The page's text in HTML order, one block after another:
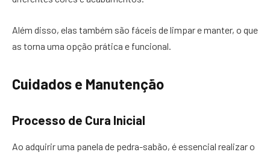
Além disso, elas também são fáceis de limpar e manter, o que
as torna uma opção prática e funcional.
Cuidados e Manutenção
Processo de Cura Inicial
Ao adquirir uma panela de pedra-sabão, é essencial realizar o